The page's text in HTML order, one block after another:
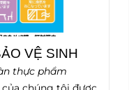
VỆ SINH
thực phẩm